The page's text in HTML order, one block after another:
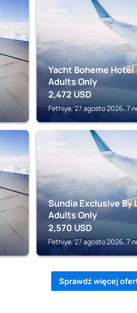
FETHIYE
Yacht Boheme
Adults Only
2,472 USD
Fethiye, 27 agosto 2026, 7
FETHIYE
Sundia Exclusive
Adults Only
2,570 USD
Fethiye, 27 agosto 2026, 7
Sprawdź więcej